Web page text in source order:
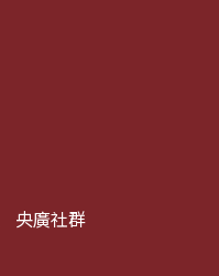
央廣社群